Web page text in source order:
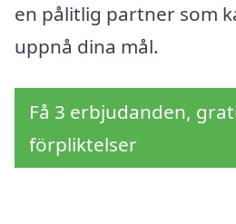
en pålitlig partner som
uppnå dina mål.
Få 3 erbjudanden,
förpliktelser